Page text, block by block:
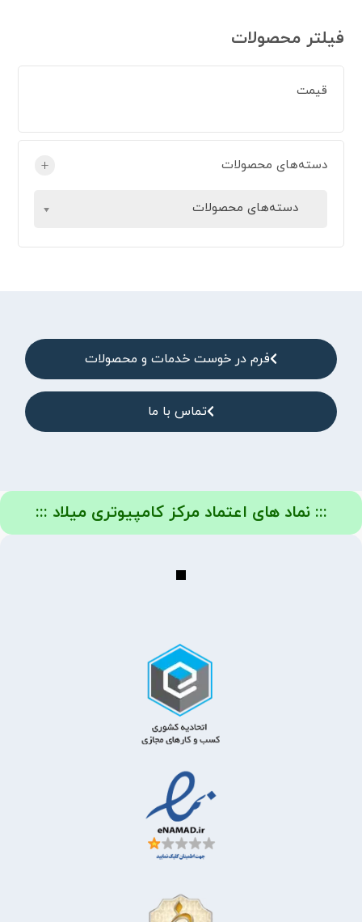
فیلتر محصولات
قیمت
دسته‌های محصولات +
دسته‌های محصولات
فرم در خوست خدمات و محصولات
تماس با ما
::: نماد های اعتماد مرکز کامپیوتری میلاد :::